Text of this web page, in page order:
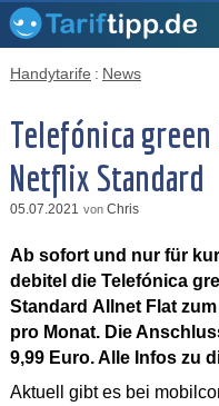
Handytarife : News
Telefónica
Netflix Standard
05.07.2021 von Chris
Ab sofort und nur für
debitel die Telefónica
Standard Allnet Flat
pro Monat. Die
9,99 Euro. Alle Infos zu
Aktuell gibt es bei